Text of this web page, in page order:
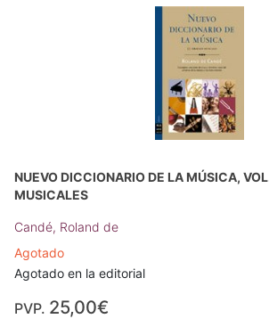
NUEVO DICCIONARIO DE LA MÚSICA,
MUSICALES
Candé, Roland de
Agotado
Agotado en la editorial
PVP. 25,00€